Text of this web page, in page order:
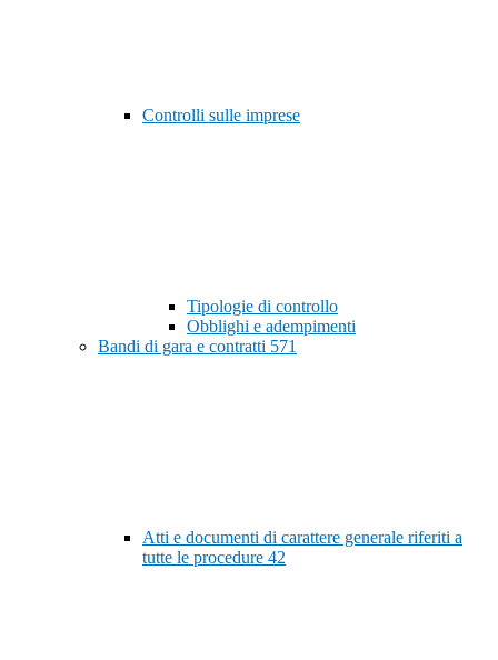
Controlli sulle imprese
Tipologie di controllo
Obblighi e adempimenti
Bandi di gara e contratti 571
Atti e documenti di carattere generale riferiti a
tutte le procedure 42